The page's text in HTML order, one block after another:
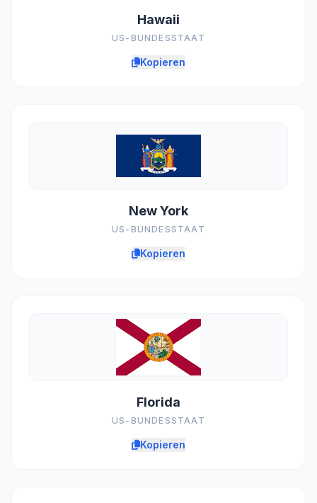
Hawaii
US-BUNDESSTAAT
Kopieren
New York
US-BUNDESSTAAT
Kopieren
Florida
US-BUNDESSTAAT
Kopieren